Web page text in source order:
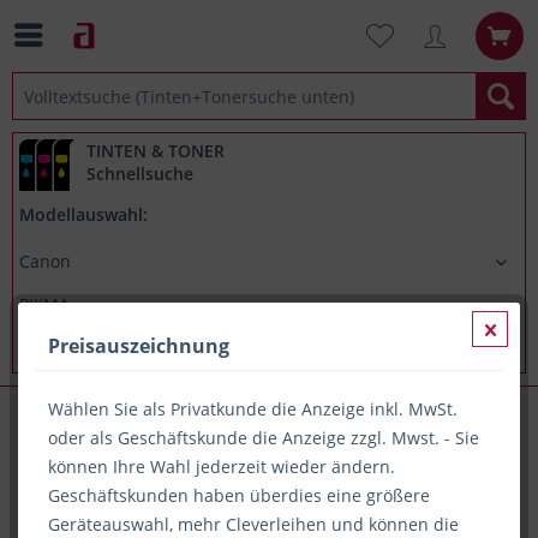
TINTEN & TONER
Schnellsuche
Modellauswahl:
Canon PIXMA MG6120
Alle Artikel zu Canon PIXMA MG6120
Preisauszeichnung
Wählen Sie als Privatkunde die Anzeige inkl. MwSt.
oder als Geschäftskunde die Anzeige zzgl. Mwst. - Sie
können Ihre Wahl jederzeit wieder ändern.
Geschäftskunden haben überdies eine größere
Geräteauswahl, mehr Cleverleihen und können die